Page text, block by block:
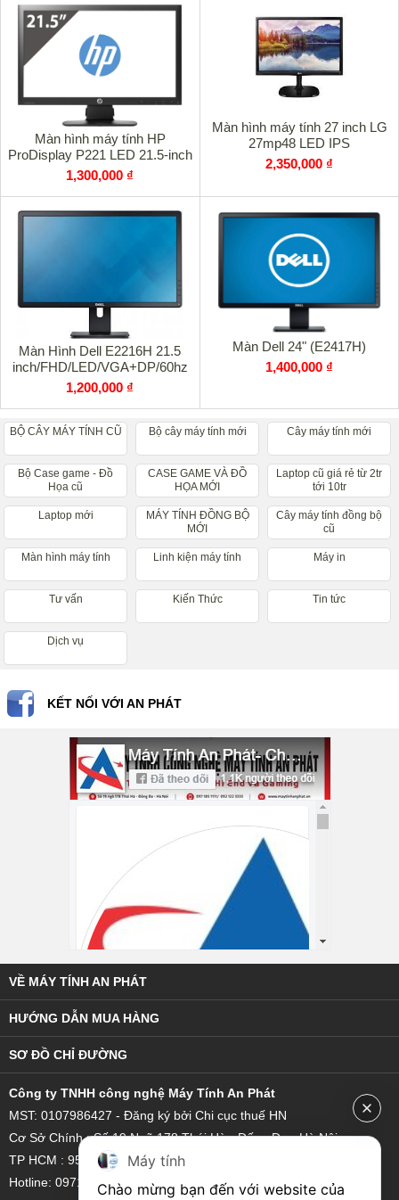
Màn hình máy tính HP
ProDisplay P221 LED 21.5-inch
1,300,000 ₫
Màn hình máy tính 27 inch LG
27mp48 LED IPS
2,350,000 ₫
Màn Hình Dell E2216H 21.5
inch/FHD/LED/VGA+DP/60hz
1,200,000 ₫
Màn Dell 24" (E2417H)
1,400,000 ₫
BỘ CÂY MÁY TÍNH CŨ Bộ cây máy tính mới Cây máy tính mới
Bộ Case game - Đồ
Họa cũ
CASE GAME VÀ ĐỒ
HỌA MỚI
Laptop cũ giá rẻ từ 2tr
tới 10tr
Laptop mới
MÁY TÍNH ĐỒNG BỘ
MỚI
Cây máy tính đồng bộ
cũ
Màn hình máy tính Linh kiện máy tính Máy in
Tư vấn Kiến Thức Tin tức
Dịch vụ
KẾT NỐI VỚI AN PHÁT
VỀ MÁY TÍNH AN PHÁT
HƯỚNG DẪN MUA HÀNG
SƠ ĐỒ CHỈ ĐƯỜNG
Công ty TNHH công nghệ Máy Tính An Phát
MST: 0107986427 - Đăng ký bởi Chi cục thuế HN
Cơ Sở Chính : Số 19 Ngõ 178 Thái Hà - Đống Đa - Hà Nội
TP HCM : 95/18 Hoàng Bật Đạt, Phường 15, Quận Tân Bình
Hotline: 0971 851 111 - 0921 22 3333
Máy tính
Chào mừng bạn đến với website của